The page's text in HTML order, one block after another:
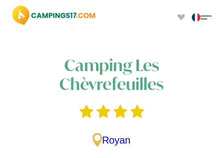
Camping Les
Chèvrefeuilles
Royan